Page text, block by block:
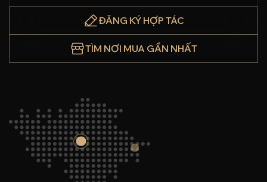
ĐĂNG KÝ HỢP TÁC
TÌM NƠI MUA GẦN NHẤT